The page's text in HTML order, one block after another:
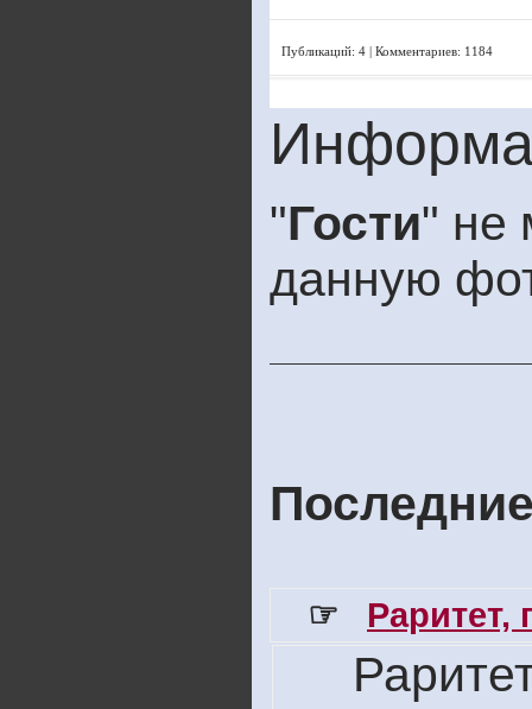
Публикаций: 4 | Комментариев: 1184
"Гости" не
данную
☞ Раритет,